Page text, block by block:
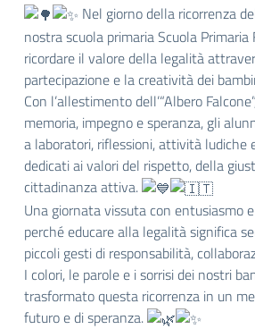
Nel giorno della ricorrenza
nostra scuola primaria Scuola
ricordare il valore della legalità
partecipazione e la creatività dei
Con l’allestimento dell’“Albero
memoria, impegno e speranza, gli
a laboratori, riflessioni, attività ludiche
dedicati ai valori del rispetto, della
cittadinanza attiva.
Una giornata vissuta con entusiasmo
perché educare alla legalità significa
piccoli gesti di responsabilità,
I colori, le parole e i sorrisi dei nostri
trasformato questa ricorrenza in un
futuro e di speranza.